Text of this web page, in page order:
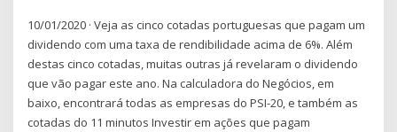
10/01/2020 · Veja as cinco cotadas portuguesas que pagam um
dividendo com uma taxa de rendibilidade acima de 6%. Além
destas cinco cotadas, muitas outras já revelaram o dividendo
que vão pagar este ano. Na calculadora do Negócios, em
baixo, encontrará todas as empresas do PSI-20, e também as
cotadas do 11 minutos Investir em ações que pagam